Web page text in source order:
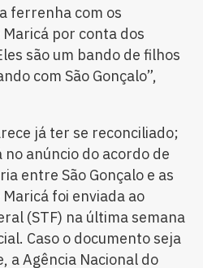
ferrenha com os
por conta dos
são um bando de filhos
com São Gonçalo”,
já ter se reconciliado;
no anúncio do acordo de
entre São Gonçalo e as
foi enviada ao
(STF) na última semana
Caso o documento seja
a Agência Nacional do